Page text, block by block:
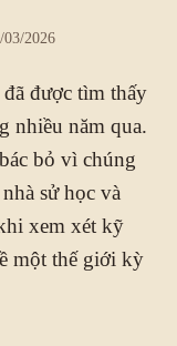
03/2026
được tìm thấy
nhiều năm qua.
bỏ vì chúng
sử học và
xem xét kỹ
một thế giới kỳ